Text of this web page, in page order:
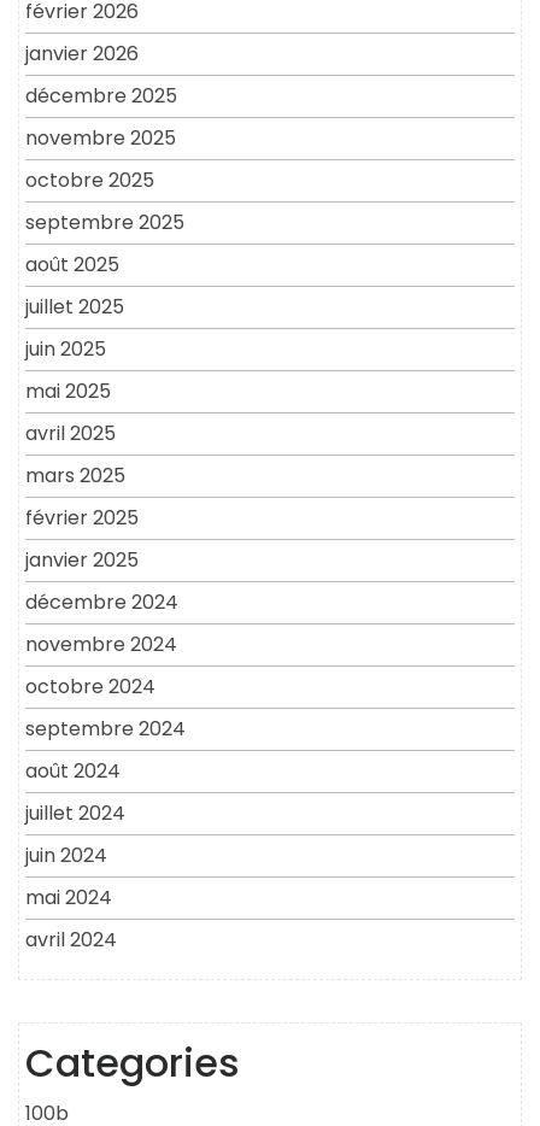
février 2026
janvier 2026
décembre 2025
novembre 2025
octobre 2025
septembre 2025
août 2025
juillet 2025
juin 2025
mai 2025
avril 2025
mars 2025
février 2025
janvier 2025
décembre 2024
novembre 2024
octobre 2024
septembre 2024
août 2024
juillet 2024
juin 2024
mai 2024
avril 2024
Categories
100b